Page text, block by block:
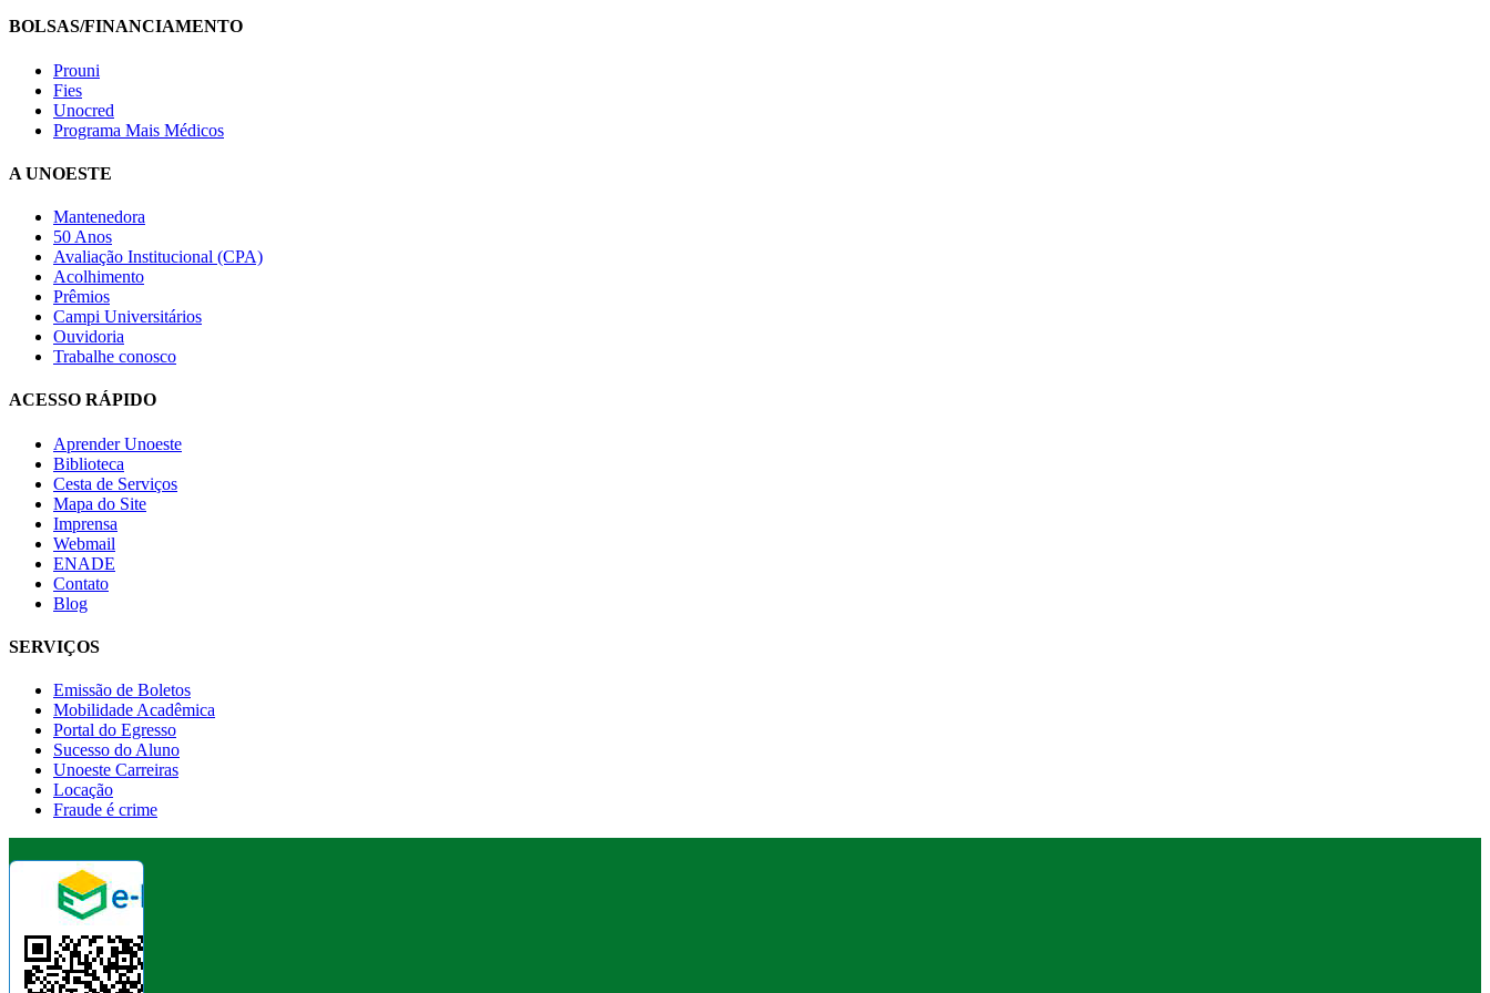
BOLSAS/FINANCIAMENTO
Prouni
Fies
Unocred
Programa Mais Médicos
A UNOESTE
Mantenedora
50 Anos
Avaliação Institucional (CPA)
Acolhimento
Prêmios
Campi Universitários
Ouvidoria
Trabalhe conosco
ACESSO RÁPIDO
Aprender Unoeste
Biblioteca
Cesta de Serviços
Mapa do Site
Imprensa
Webmail
ENADE
Contato
Blog
SERVIÇOS
Emissão de Boletos
Mobilidade Acadêmica
Portal do Egresso
Sucesso do Aluno
Unoeste Carreiras
Locação
Fraude é crime